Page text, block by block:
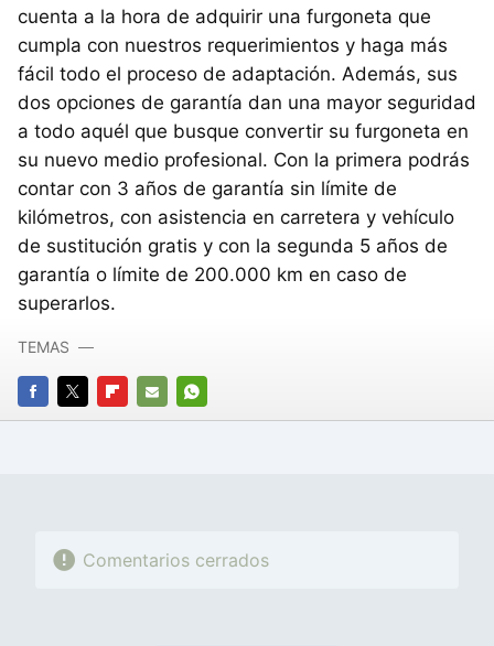
cuenta a la hora de adquirir una furgoneta que
cumpla con nuestros requerimientos y haga más
fácil todo el proceso de adaptación. Además, sus
dos opciones de garantía dan una mayor seguridad
a todo aquél que busque convertir su furgoneta en
su nuevo medio profesional. Con la primera podrás
contar con 3 años de garantía sin límite de
kilómetros, con asistencia en carretera y vehículo
de sustitución gratis y con la segunda 5 años de
garantía o límite de 200.000 km en caso de
superarlos.
FACEBOOK
TWITTERFLIPBOARD
E-
WHATSAPP
TEMAS
Comentarios cerrados